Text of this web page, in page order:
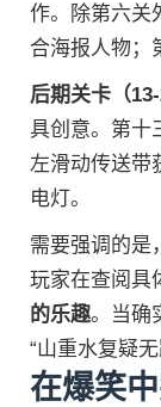
作。除第六关
合海报人物；
后期关卡（13-
具创意。第十
左滑动传送带
电灯。
需要强调的是
玩家在查阅具
的乐趣。当确
“山重水复疑
在爆笑